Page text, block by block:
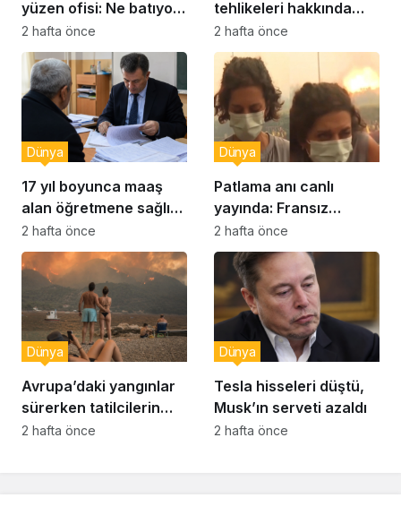
yüzen ofisi: Ne batıyor
ne yerinde kalıyor
2 hafta önce
tehlikeleri hakkında
yeni uyarılar
2 hafta önce
17 yıl boyunca maaş
alan öğretmene sağlık
raporu soruşturması
Dünya
2 hafta önce
Patlama anı canlı
yayında: Fransız
muhabir şaşkın
Dünya
2 hafta önce
Avrupa’daki yangınlar
sürerken tatilcilerin
kayıtsızlığı tepki yarattı
Dünya
2 hafta önce
Tesla hisseleri düştü,
Musk’ın serveti azaldı
Dünya
2 hafta önce